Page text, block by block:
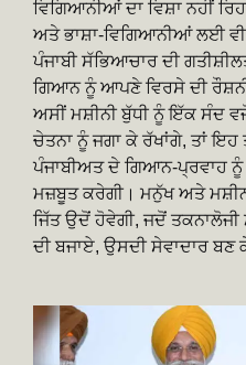
ਵਿਗਿਆਨੀਆਂ ਦਾ ਵਿਸ਼ਾ ਨਹੀਂ
ਅਤੇ ਭਾਸ਼ਾ-ਵਿਗਿਆਨੀਆਂ ਲਈ
ਪੰਜਾਬੀ ਸੱਭਿਆਚਾਰ ਦੀ
ਗਿਆਨ ਨੂੰ ਆਪਣੇ ਵਿਰਸੇ ਦੀ
ਅਸੀਂ ਮਸ਼ੀਨੀ ਬੁੱਧੀ ਨੂੰ ਇੱਕ ਸੰਦ
ਚੇਤਨਾ ਨੂੰ ਜਗਾ ਕੇ ਰੱਖਾਂਗੇ, ਤਾਂ ਇਹ
ਪੰਜਾਬੀਅਤ ਦੇ ਗਿਆਨ-ਪ੍ਰਵਾਹ ਨੂੰ
ਮਜ਼ਬੂਤ ਕਰੇਗੀ। ਮਨੁੱਖ ਅਤੇ
ਜਿੱਤ ਉਦੋਂ ਹੋਵੇਗੀ, ਜਦੋਂ
ਦੀ ਬਜਾਏ, ਉਸਦੀ ਸੇਵਾਦਾਰ ਬਣ